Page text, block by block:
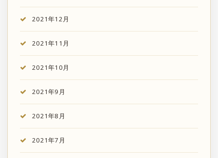
2021年12月
2021年11月
2021年10月
2021年9月
2021年8月
2021年7月